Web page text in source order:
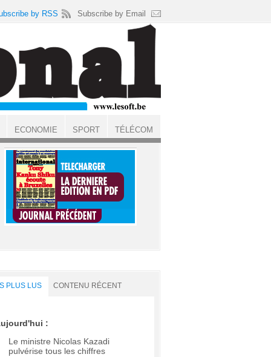
PLUS LUS CONTENU RÉCENT
:
Le ministre Nicolas Kazadi
pulvérise tous les chiffres
by RSS Subscribe by Email
ECONOMIE SPORT TÉLÉCOM